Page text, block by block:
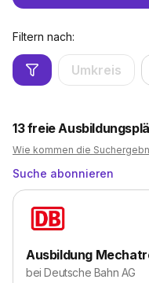
Filtern nach:
Umkreis
13freie
Wie kommen die
Suche abonnieren
Ausbildung
beiDeutsche Bahn AG